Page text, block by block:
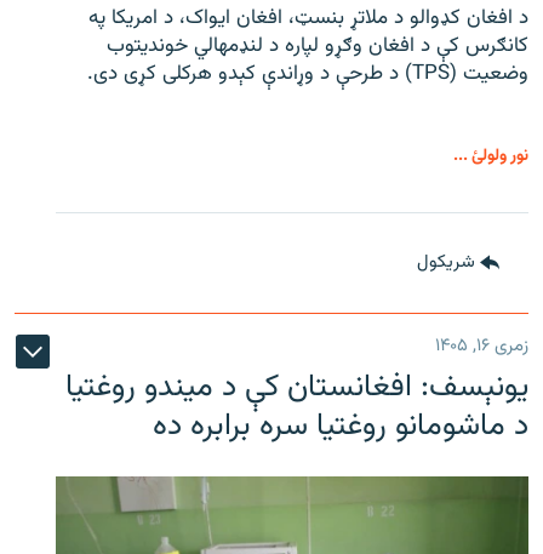
د افغان کډوالو د ملاتړ بنسټ، افغان ایواک، د امریکا په
کانګرس کې د افغان وګړو لپاره د لنډمهالي خوندیتوب
وضعیت (TPS) د طرحې د وړاندې کېدو هرکلی کړی دی.
نور ولولئ ...
شريکول
زمری ۱۶, ۱۴۰۵
یونېسف: افغانستان کې د میندو روغتیا
د ماشومانو روغتیا سره برابره ده